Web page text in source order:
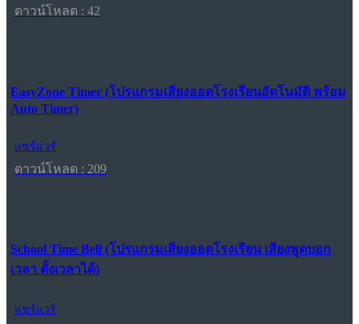
ดาวน์โหลด : 42
EasyZone Timer (โปรแกรมเสียงออดโรงเรียนอัตโนมัติ พร้อม
Auto Timer)
แชร์แวร์
ดาวน์โหลด : 209
School Time Bell (โปรแกรมเสียงออดโรงเรียน เสียงพูดบอก
เวลา ตั้งเวลาได้)
แชร์แวร์